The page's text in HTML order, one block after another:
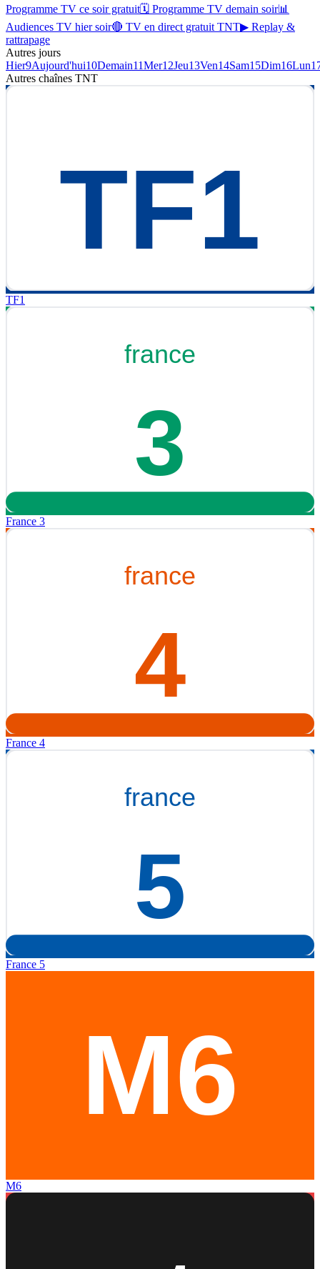
Programme TV ce soir gratuit🗓 Programme TV demain soir📊
Audiences TV hier soir🔴 TV en direct gratuit TNT▶ Replay &
rattrapage
Autres jours
Hier9Aujourd'hui10Demain11Mer12Jeu13Ven14Sam15Dim16Lun
Autres chaînes TNT
TF1
France 3
France 4
France 5
M6